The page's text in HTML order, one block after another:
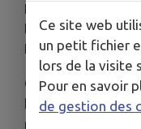
Les élus seront
la gare de Gilly-
ligne TER.
Cette
habitants,
nombreux !
Ce site web
un petit fichier
lors de la visite
Pour en savoir
de gestion des